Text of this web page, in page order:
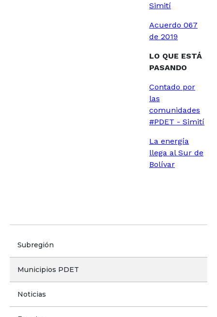
Subregión
Municipios PDET
Noticias
Simití
Acuerdo 067
de 2019
LO QUE ESTÁ
PASANDO
Contado por
las
comunidades
#PDET - Simití
La energía
llega al Sur de
Bolívar